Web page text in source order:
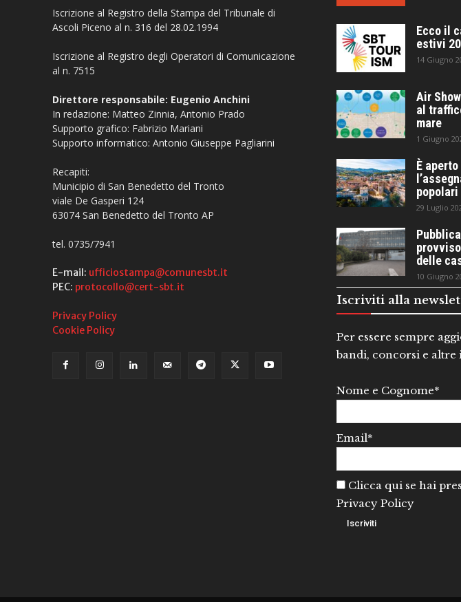
Iscrizione al Registro della Stampa del Tribunale di
Ascoli Piceno al n. 316 del 28.02.1994
Iscrizione al Registro degli Operatori di Comunicazione
al n. 7515
Direttore responsabile: Eugenio Anchini
In redazione: Matteo Zinnia, Antonio Prado
Supporto grafico: Fabrizio Mariani
Supporto informatico: Antonio Giuseppe Pagliarini
Recapiti:
Municipio di San Benedetto del Tronto
viale De Gasperi 124
63074 San Benedetto del Tronto AP
tel. 0735/7941
E-mail: ufficiostampa@comunesbt.it
PEC: protocollo@cert-sbt.it
Privacy Policy
Cookie Policy
Ecco il
estivi
14 Giugno
Air
al
mare
1 Giugno
È
popolari
29 Luglio
delle
10 Giugno
Iscriviti alla
Per essere sempre
bandi, concorsi e
Nome e Cognome*
Email*
Clicca qui se hai
Privacy Policy